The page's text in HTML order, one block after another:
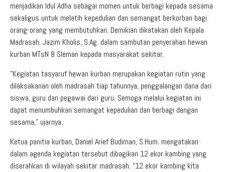
menjadikan Idul Adha sebagai momen untuk berbagi kepada sesama
sekaligus untuk melatih kepedulian dan semangat berkorban bagi
orang-orang yang membutuhkan. Demikian dikatakan oleh Kepala
Madrasah, Jazim Kholis, S.Ag. dalam sambutan penyerahan hewan
kurban MTsN 8 Sleman kepada masyarakat sekitar.
”Kegiatan tasyaruf hewan kurban merupakan kegiatan rutin yang
dilaksakanan oleh madrasah tiap tahunnya, penggalangan dana dari
siswa, guru dan pegawai dari guru. Semoga melalui kegiatan ini
dapat menumbuhkan semangat kepedulian dan berbagi dengan
sesama,” ujarnya.
Ketua panitia kurban, Daniel Arief Budiman, S.Hum. mengatakan
dalam agenda kegiatan tersebut dibagikan 12 ekor kambing yang
diserahkan di wilayah sekitar madrasah. “12 ekor kambing kita